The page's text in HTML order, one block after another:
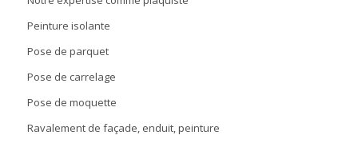
Peinture isolante
Pose de parquet
Pose de carrelage
Pose de moquette
Ravalement de façade, enduit, peinture